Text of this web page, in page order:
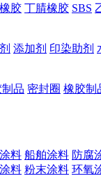
胶 丁腈橡胶 SBS
添加剂 印染助剂
品 密封圈 橡胶制
料 船舶涂料 防腐
料 粉末涂料 环氧